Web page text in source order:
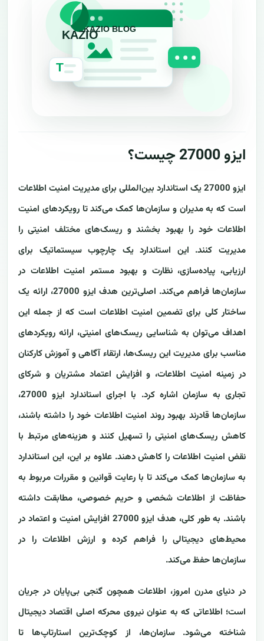
ایزو 27000 چیست؟
ایزو 27000 یک استاندارد بین‌المللی برای مدیریت امنیت اطلاعات
است که به مدیران و سازمان‌ها کمک می‌کند تا رویکردهای امنیت
اطلاعات خود را بهبود بخشند و ریسک‌های مختلف امنیتی را
مدیریت کنند. این استاندارد یک چارچوب سیستماتیک برای
ارزیابی، پیاده‌سازی، نظارت و بهبود مستمر امنیت اطلاعات در
سازمان‌ها فراهم می‌کند. اصلی‌ترین هدف ایزو 27000، ارائه یک
ساختار کلی برای تضمین امنیت اطلاعات است که از جمله این
اهداف می‌توان به شناسایی ریسک‌های امنیتی، ارائه رویکردهای
مناسب برای مدیریت این ریسک‌ها، ارتقاء آگاهی و آموزش کارکنان
در زمینه امنیت اطلاعات، و افزایش اعتماد مشتریان و شرکای
تجاری به سازمان اشاره کرد. با اجرای استاندارد ایزو 27000،
سازمان‌ها قادرند بهبود روند امنیت اطلاعات خود را داشته باشند،
کاهش ریسک‌های امنیتی را تسهیل کنند و هزینه‌های مرتبط با
نقض امنیت اطلاعات را کاهش دهند. علاوه بر این، این استاندارد
به سازمان‌ها کمک می‌کند تا با رعایت قوانین و مقررات مربوط به
حفاظت از اطلاعات شخصی و حریم خصوصی، مطابقت داشته
باشند. به طور کلی، هدف ایزو 27000 افزایش امنیت و اعتماد در
محیط‌های دیجیتالی را فراهم کرده و ارزش اطلاعات را در
سازمان‌ها حفظ می‌کند.
در دنیای مدرن امروز، اطلاعات همچون گنجی بی‌پایان در جریان
است؛ اطلاعاتی که به عنوان نیروی محرکه اصلی اقتصاد دیجیتال
شناخته می‌شود. سازمان‌ها، از کوچک‌ترین استارتاپ‌ها تا